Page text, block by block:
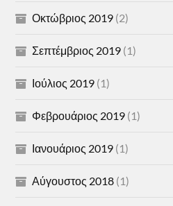
Οκτώβριος 2019 (2)
Σεπτέμβριος 2019 (1)
Ιούλιος 2019 (1)
Φεβρουάριος 2019 (1)
Ιανουάριος 2019 (1)
Αύγουστος 2018 (1)